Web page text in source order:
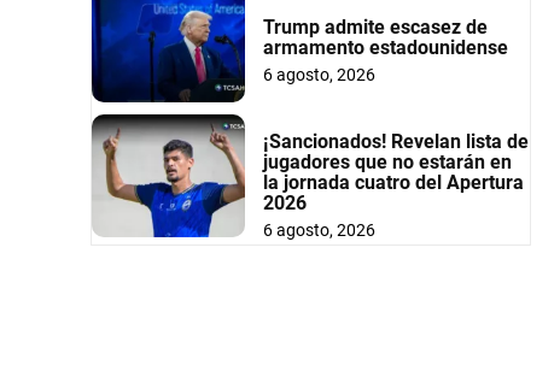
Trump admite escasez de
armamento estadounidense
6 agosto, 2026
¡Sancionados! Revelan lista de
jugadores que no estarán en
la jornada cuatro del Apertura
2026
6 agosto, 2026